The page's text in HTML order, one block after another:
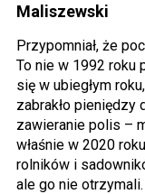
Maliszewski
Przypomniał, że
To nie w 1992 roku
się w ubiegłym
zabrakło pieniędzy
zawieranie polis –
właśnie w 2020
rolników i
ale go nie otrzymali.